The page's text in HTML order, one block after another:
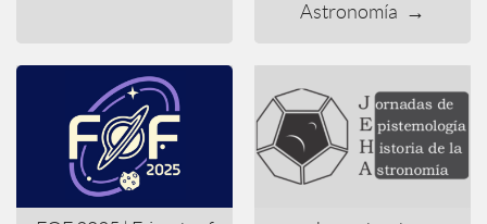
Astronomía →